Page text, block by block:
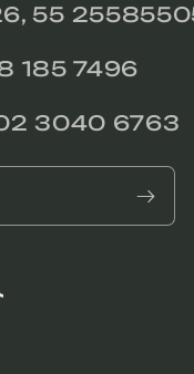
55
185 7496
3040 6763